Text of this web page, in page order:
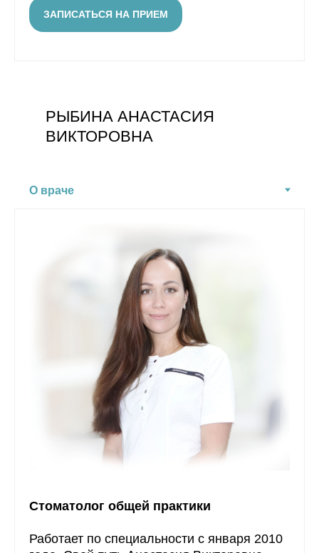
ЗАПИСАТЬСЯ НА ПРИЕМ
РЫБИНА АНАСТАСИЯ
ВИКТОРОВНА
Стоматолог общей практики
Работает по специальности с января 2010